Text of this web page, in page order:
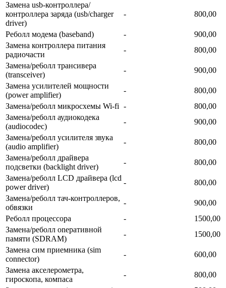
Замена usb-контроллерa/
контроллера заряда (usb/charger
driver)
- 800,00
Реболл модема (baseband) -
900,00
Замена контроллера питания
радиочасти
-
800,00
Замена/ре6олл трансивера
(transceiver)
-
900,00
Замена усилителей мощности
(power amplifier)
-
800,00
Замена/реболл микросхемы Wi-fi -
800,00
Замена/реболл аудиокодека
(audiocodec)
-
900,00
Замена/реболл усилителя звука
(audio amplifier)
-
800,00
Замена/реболл драйвера
подсветки (backlight driver)
-
800,00
Замена/реболл LCD драйвера (lcd
power driver)
-
800,00
Замена/реболл тач-контроллеров,
обвязки
-
900,00
Реболл процессора
-
1500,00
Замена/реболл onepaтивной
памяти (SDRAM)
-
1500,00
Замена сим приемника (sim
connector)
-
600,00
Замена акселерометра,
гироскопа, компаса
-
800,00